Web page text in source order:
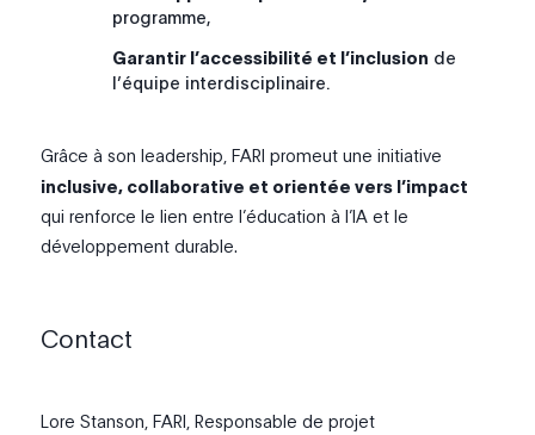
programme,
Garantir l’accessibilité et l’inclusion de
l’équipe interdisciplinaire.
Grâce à son leadership, FARI promeut une initiative
inclusive, collaborative et orientée vers l’impact
qui renforce le lien entre l’éducation à l’IA et le
développement durable.
Contact
Lore Stanson, FARI, Responsable de projet